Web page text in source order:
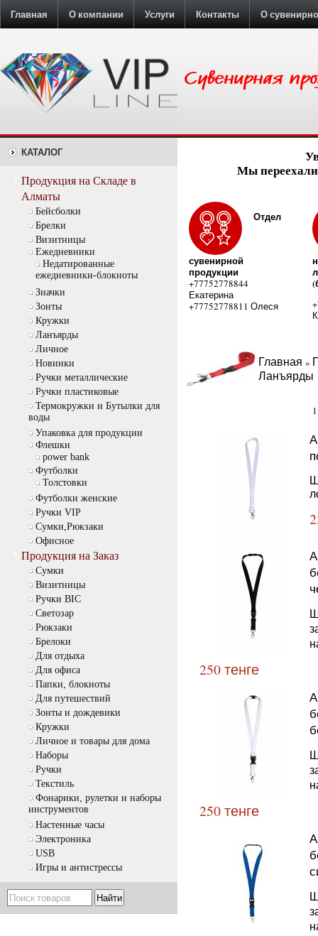
Главная О компании Услуги Контакты О
КАТАЛОГ
Продукция на Складе в
Алматы
Бейсболки
Брелки
Визитницы
Ежедневники
Недатированные
ежедневники-блокноты
Значки
Зонты
Кружки
Ланъярды
Личное
Новинки
Ручки металлические
Ручки пластиковые
Термокружки и Бутылки для
воды
Упаковка для продукции
Флешки
power bank
Футболки
Толстовки
Футболки женские
Ручки VIP
Сумки,Рюкзаки
Офисное
Продукция на Заказ
Cумки
Визитницы
Ручки BIC
Светозар
Рюкзаки
Брелоки
Для отдыха
Для офиса
Папки, блокноты
Для путешествий
Зонты и дождевики
Кружки
Личное и товары для дома
Наборы
Ручки
Текстиль
Фонарики, рулетки и наборы
инструментов
Настенные часы
Электроника
USB
Игры и антистрессы
Мы
Отдел
сувенирной
продукции
+77752778844
Екатерина
+77752778811 Олеся
Главная »
Ланъярды
1
250 тенге
250 тенге